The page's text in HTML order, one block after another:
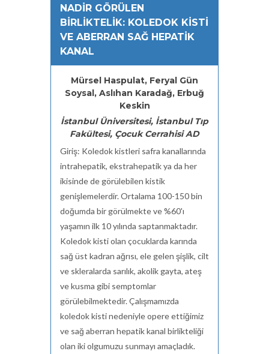
NADİR GÖRÜLEN
BİRLİKTELİK: KOLEDOK KİSTİ
VE ABERRAN SAĞ HEPATİK
KANAL
Mürsel Haspulat, Feryal Gün
Soysal, Aslıhan Karadağ, Erbuğ
Keskin
İstanbul Üniversitesi, İstanbul Tıp
Fakültesi, Çocuk Cerrahisi AD
Giriş: Koledok kistleri safra kanallarında
intrahepatik, ekstrahepatik ya da her
ikisinde de görülebilen kistik
genişlemelerdir. Ortalama 100-150 bin
doğumda bir görülmekte ve %60'ı
yaşamın ilk 10 yılında saptanmaktadır.
Koledok kisti olan çocuklarda karında
sağ üst kadran ağrısı, ele gelen şişlik, cilt
ve skleralarda sarılık, akolik gayta, ateş
ve kusma gibi semptomlar
görülebilmektedir. Çalışmamızda
koledok kisti nedeniyle opere ettiğimiz
ve sağ aberran hepatik kanal birlikteliği
olan iki olgumuzu sunmayı amaçladık.